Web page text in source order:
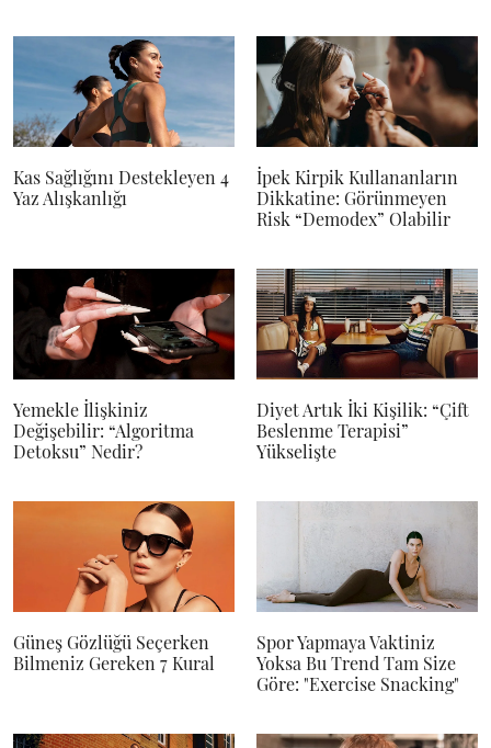
Kas Sağlığını Destekleyen 4
Yaz Alışkanlığı
İpek Kirpik Kullananların
Dikkatine: Görünmeyen
Risk “Demodex” Olabilir
Yemekle İlişkiniz
Değişebilir: “Algoritma
Detoksu” Nedir?
Diyet Artık İki Kişilik: “Çift
Beslenme Terapisi”
Yükselişte
Güneş Gözlüğü Seçerken
Bilmeniz Gereken 7 Kural
Spor Yapmaya Vaktiniz
Yoksa Bu Trend Tam Size
Göre: "Exercise Snacking"